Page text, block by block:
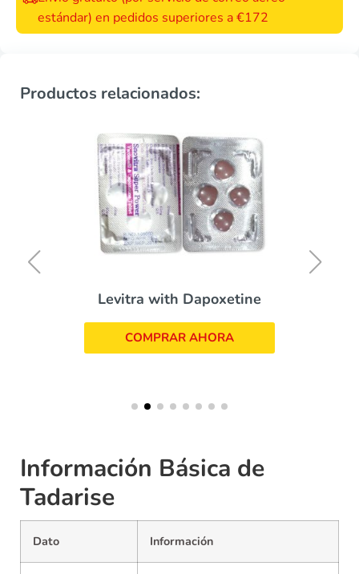
estándar) en pedidos superiores a €172
Productos relacionados:
Levitra with Dapoxetine
COMPRAR AHORA
Información Básica de
Tadarise
Dato Información